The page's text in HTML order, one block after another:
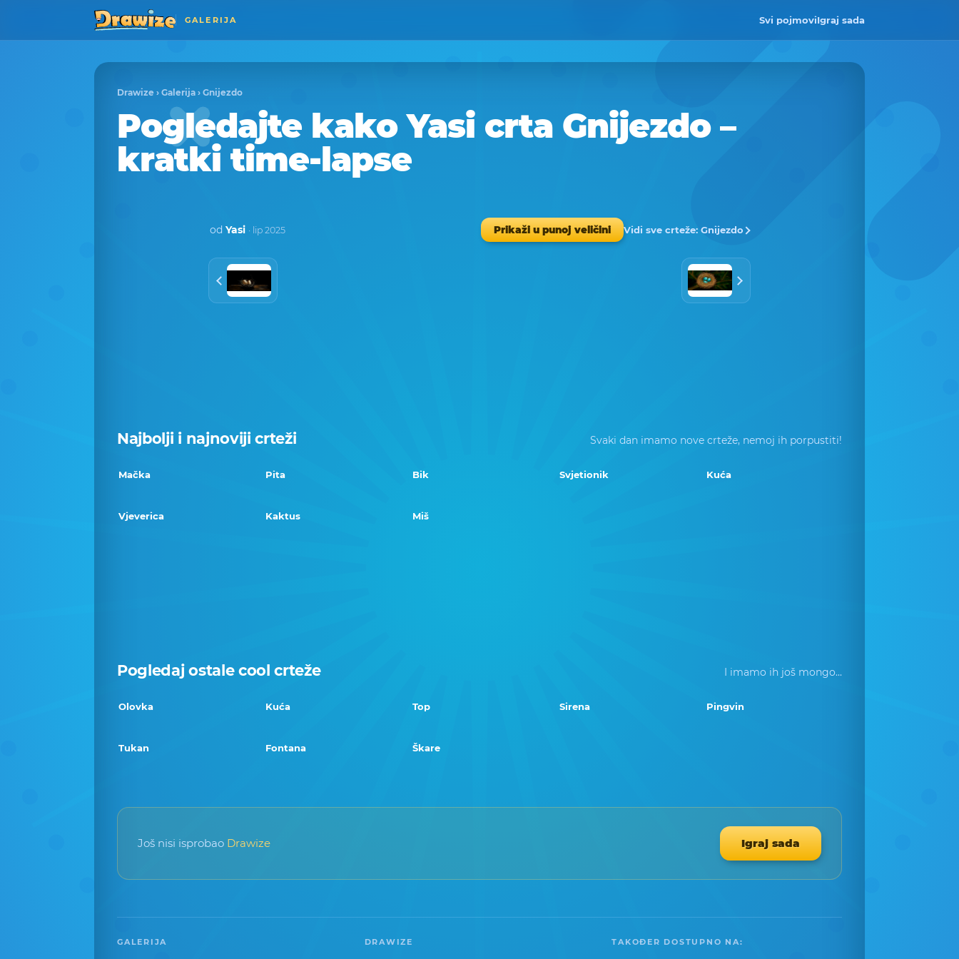
GALERIJA Svi pojmoviIgraj sada
Drawize › Galerija › Gnijezdo
Pogledajte kako Yasi crta Gnijezdo –
kratki time-lapse
od Yasi · lip 2025 Prikaži u punoj veličini Vidi sve crteže: Gnijezdo
Najbolji i najnoviji crteži Svaki dan imamo nove crteže, nemoj ih porpustiti!
Mačka Pita Bik Svjetionik Kuća
Vjeverica Kaktus Miš
Pogledaj ostale cool crteže I imamo ih još mongo...
Olovka Kuća Top Sirena Pingvin
Tukan Fontana Škare
Još nisi isprobao Drawize Igraj sada
GALERIJA DRAWIZE TAKOĐER DOSTUPNO NA: